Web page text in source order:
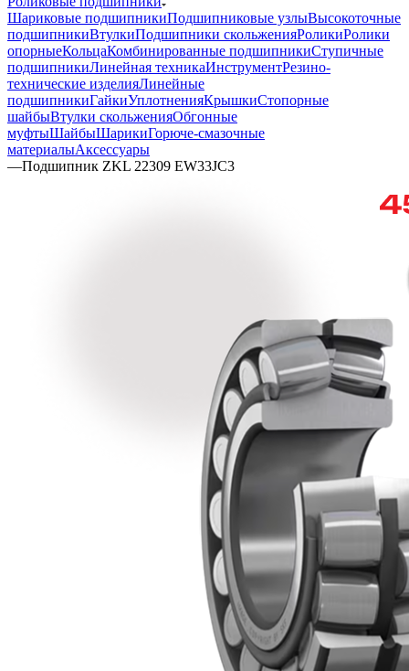
Шариковые подшипникиПодшипниковые узлыВысокоточные
подшипникиВтулкиПодшипники скольженияРоликиРолики
опорныеКольцаКомбинированные подшипникиСтупичные
подшипникиЛинейная техникаИнструментРезино-
технические изделияЛинейные
подшипникиГайкиУплотненияКрышкиСтопорные
шайбыВтулки скольженияОбгонные
муфтыШайбыШарикиГорюче-смазочные
материалыАксессуары
—Подшипник ZKL 22309 EW33JC3